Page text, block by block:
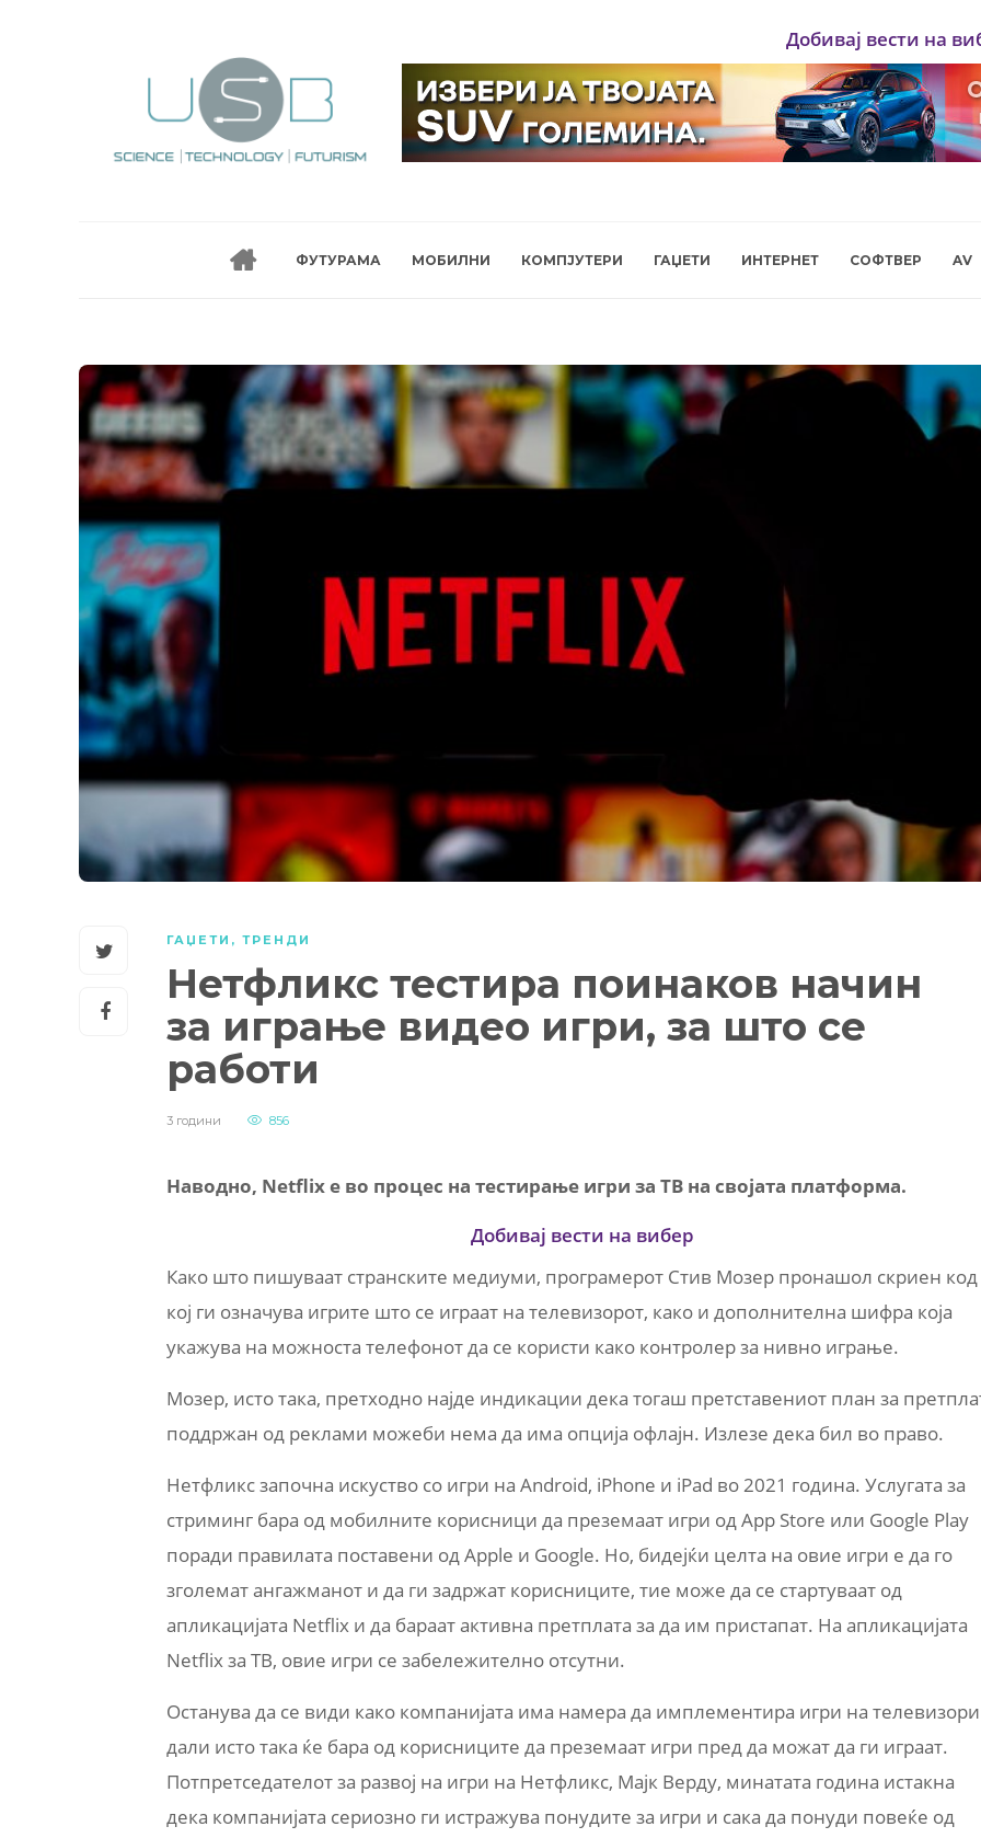
Добивај вести на
ФУТУРАМА МОБИЛНИ КОМПЈУТЕРИ ГАЏЕТИ ИНТЕРНЕТ СОФТВЕР AV
ГАЏЕТИ , ТРЕНДИ
Нетфликс тестира поинаков начин
за играње видео игри, за што се
работи
3 години 856
Наводно, Netflix е во процес на тестирање игри за ТВ на својата платформа.
Добивај вести на вибер
Како што пишуваат странските медиуми, програмерот Стив Мозер пронашол скриен код
кој ги означува игрите што се играат на телевизорот, како и дополнителна шифра која
укажува на можноста телефонот да се користи како контролер за нивно играње.
Мозер, исто така, претходно најде индикации дека тогаш претставениот план за
поддржан од реклами можеби нема да има опција офлајн. Излезе дека бил во право.
Нетфликс започна искуство со игри на Android, iPhone и iPad во 2021 година. Услугата за
стриминг бара од мобилните корисници да преземаат игри од App Store или Google Play
поради правилата поставени од Apple и Google. Но, бидејќи целта на овие игри е да го
зголемат ангажманот и да ги задржат корисниците, тие може да се стартуваат од
апликацијата Netflix и да бараат активна претплата за да им пристапат. На апликацијата
Netflix за ТВ, овие игри се забележително отсутни.
Останува да се види како компанијата има намера да имплементира игри на
дали исто така ќе бара од корисниците да преземаат игри пред да можат да ги играат.
Потпретседателот за развој на игри на Нетфликс, Мајк Верду, минатата година истакна
дека компанијата сериозно ги истражува понудите за игри и сака да понуди повеќе од